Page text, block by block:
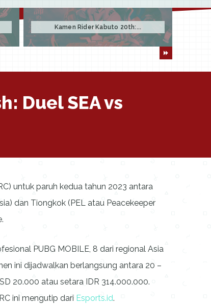
Kamen Rider Kabuto 20th:...
Duel SEA vs
untuk paruh kedua tahun 2023 antara
dan Tiongkok (PEL atau Peacekeeper
PUBG MOBILE, 8 dari regional Asia
ini dijadwalkan berlangsung antara 20 –
20.000 atau setara IDR 314.000.000.
ini mengutip dari Esports.id.